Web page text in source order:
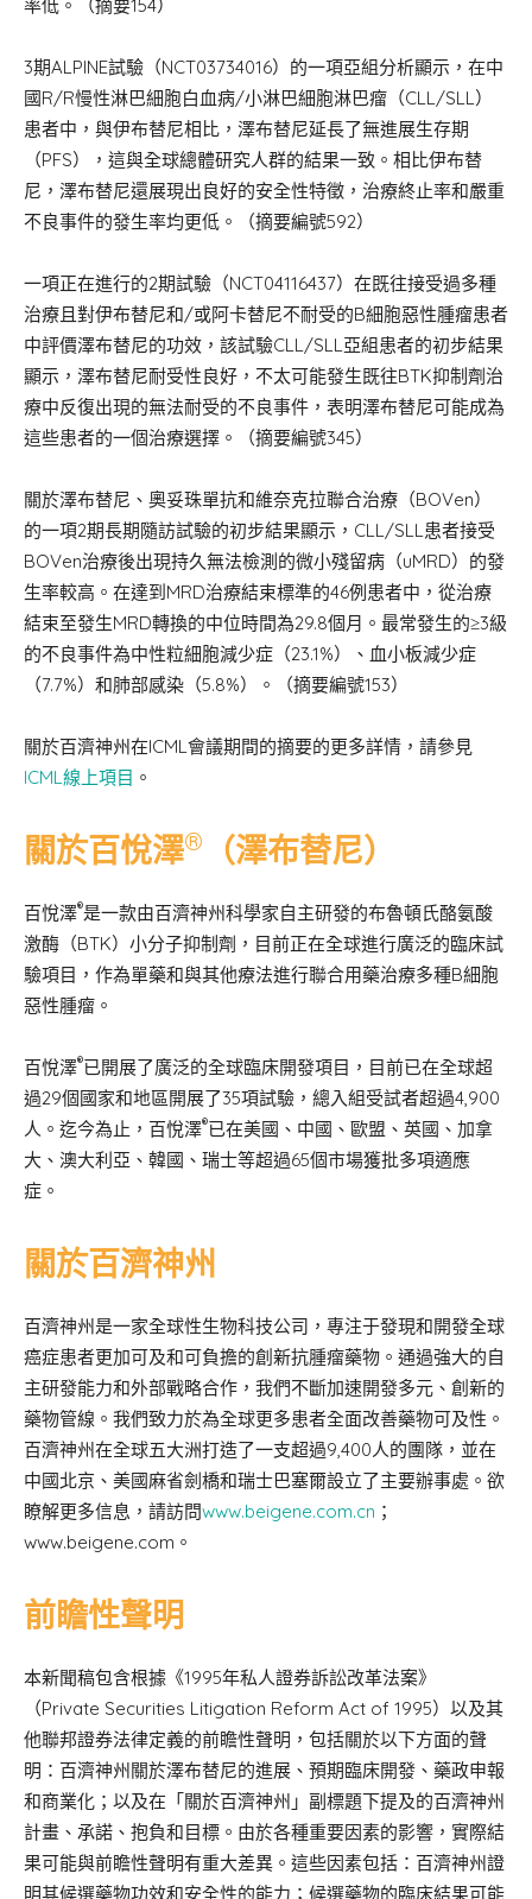
率低。（摘要154）
3期ALPINE試驗（NCT03734016）的一項亞組分析顯示，在中
國R/R慢性淋巴細胞白血病/小淋巴細胞淋巴瘤（CLL/SLL）
患者中，與伊布替尼相比，澤布替尼延長了無進展生存期
（PFS），這與全球總體研究人群的結果一致。相比伊布替
尼，澤布替尼還展現出良好的安全性特徵，治療終止率和嚴重
不良事件的發生率均更低。（摘要編號592）
一項正在進行的2期試驗（NCT04116437）在既往接受過多種
治療且對伊布替尼和/或阿卡替尼不耐受的B細胞惡性腫瘤患者
中評價澤布替尼的功效，該試驗CLL/SLL亞組患者的初步結果
顯示，澤布替尼耐受性良好，不太可能發生既往BTK抑制劑治
療中反復出現的無法耐受的不良事件，表明澤布替尼可能成為
這些患者的一個治療選擇。（摘要編號345）
關於澤布替尼、奧妥珠單抗和維奈克拉聯合治療（BOVen）
的一項2期長期隨訪試驗的初步結果顯示，CLL/SLL患者接受
BOVen治療後出現持久無法檢測的微小殘留病（uMRD）的發
生率較高。在達到MRD治療結束標準的46例患者中，從治療
結束至發生MRD轉換的中位時間為29.8個月。最常發生的≥3級
的不良事件為中性粒細胞減少症（23.1%）、血小板減少症
（7.7%）和肺部感染（5.8%）。（摘要編號153）
關於百濟神州在ICML會議期間的摘要的更多詳情，請參見
ICML線上項目 。
關於百悅澤® （澤布替尼）
百悅澤®是一款由百濟神州科學家自主研發的布魯頓氏酪氨酸
激酶（BTK）小分子抑制劑，目前正在全球進行廣泛的臨床試
驗項目，作為單藥和與其他療法進行聯合用藥治療多種B細胞
惡性腫瘤。
百悅澤®已開展了廣泛的全球臨床開發項目，目前已在全球超
過29個國家和地區開展了35項試驗，總入組受試者超過4,900
人。迄今為止，百悅澤®已在美國、中國、歐盟、英國、加拿
大、澳大利亞、韓國、瑞士等超過65個市場獲批多項適應
症。
關於百濟神州
百濟神州是一家全球性生物科技公司，專注于發現和開發全球
癌症患者更加可及和可負擔的創新抗腫瘤藥物。通過強大的自
主研發能力和外部戰略合作，我們不斷加速開發多元、創新的
藥物管線。我們致力於為全球更多患者全面改善藥物可及性。
百濟神州在全球五大洲打造了一支超過9,400人的團隊，並在
中國北京、美國麻省劍橋和瑞士巴塞爾設立了主要辦事處。欲
瞭解更多信息，請訪問www.beigene.com.cn ；
www.beigene.com。
前瞻性聲明
本新聞稿包含根據《1995年私人證券訴訟改革法案》
（Private Securities Litigation Reform Act of 1995）以及其
他聯邦證券法律定義的前瞻性聲明，包括關於以下方面的聲
明：百濟神州關於澤布替尼的進展、預期臨床開發、藥政申報
和商業化；以及在「關於百濟神州」副標題下提及的百濟神州
計畫、承諾、抱負和目標。由於各種重要因素的影響，實際結
果可能與前瞻性聲明有重大差異。這些因素包括：百濟神州證
明其候選藥物功效和安全性的能力；候選藥物的臨床結果可能